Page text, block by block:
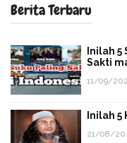
Berita Terbaru
Inilah
Sakti
11/09/
Inilah 5
21/08/